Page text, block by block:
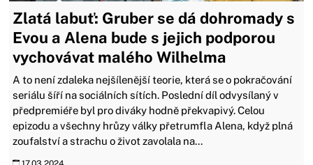
Zlatá labuť: Gruber se dá dohromady s
Evou a Alena bude s jejich podporou
vychovávat malého Wilhelma
A to není zdaleka nejšílenější teorie, která se o pokračování
seriálu šíří na sociálních sítích. Poslední díl odvysílaný v
předpremiéře byl pro diváky hodně překvapivý. Celou
epizodu a všechny hrůzy války přetrumfla Alena, když plná
zoufalství a strachu o život zavolala na...